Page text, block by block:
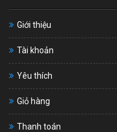
Giới thiệu
Tài khoản
Yêu thích
Giỏ hàng
Thanh toán